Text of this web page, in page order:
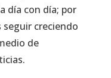
día con día; por
seguir creciendo
de